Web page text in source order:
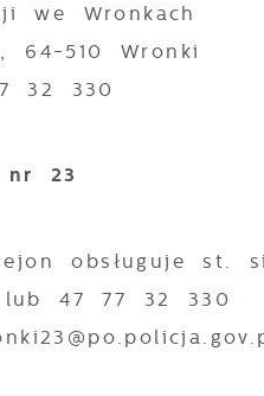
we Wronkach
64-510 Wronki
32 330
nr 23
obsługuje st.
47 77 32 330